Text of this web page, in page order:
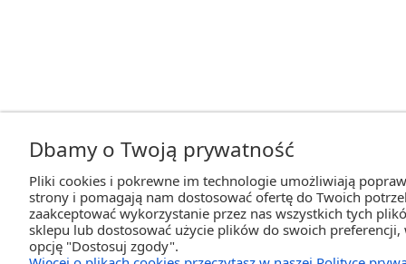
Dbamy o Twoją prywatność
Pliki cookies i pokrewne im technologie umożliwiają
strony i pomagają nam dostosować ofertę do Twoich
zaakceptować wykorzystanie przez nas wszystkich tych
sklepu lub dostosować użycie plików do swoich preferencji,
opcję "Dostosuj zgody".